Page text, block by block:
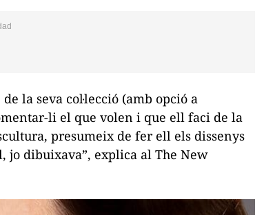
la seva col·lecció (amb opció a
li el que volen i que ell faci de la
presumeix de fer ell els dissenys
jo dibuixava”, explica al The New